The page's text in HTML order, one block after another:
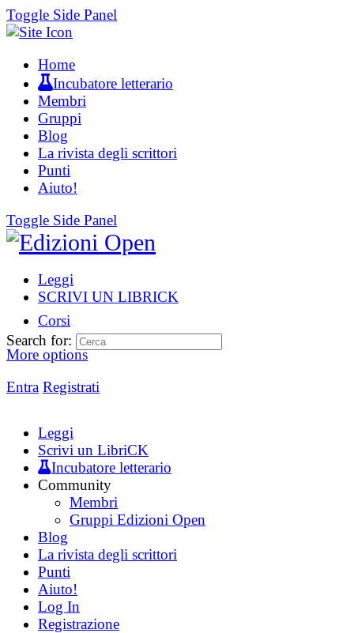
Toggle Side Panel
Home
Incubatore letterario
Membri
Gruppi
Blog
La rivista degli scrittori
Punti
Aiuto!
Toggle Side Panel
Leggi
SCRIVI UN LIBRICK
Corsi
More options
Entra Registrati
Search for:
Leggi
Scrivi un LibriCK
Incubatore letterario
Community
Membri
Gruppi Edizioni Open
Blog
La rivista degli scrittori
Punti
Aiuto!
Log In
Registrazione